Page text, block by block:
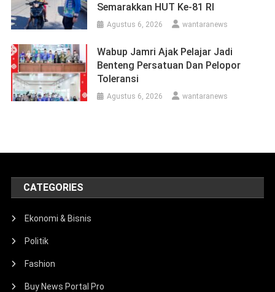
Semarakkan HUT Ke-81 RI
Agustus 6, 2026 wantaranews
Wabup Jamri Ajak Pelajar Jadi
Benteng Persatuan Dan Pelopor
Toleransi
Agustus 6, 2026 wantaranews
CATEGORIES
Ekonomi & Bisnis
Politik
Fashion
Buy News Portal Pro